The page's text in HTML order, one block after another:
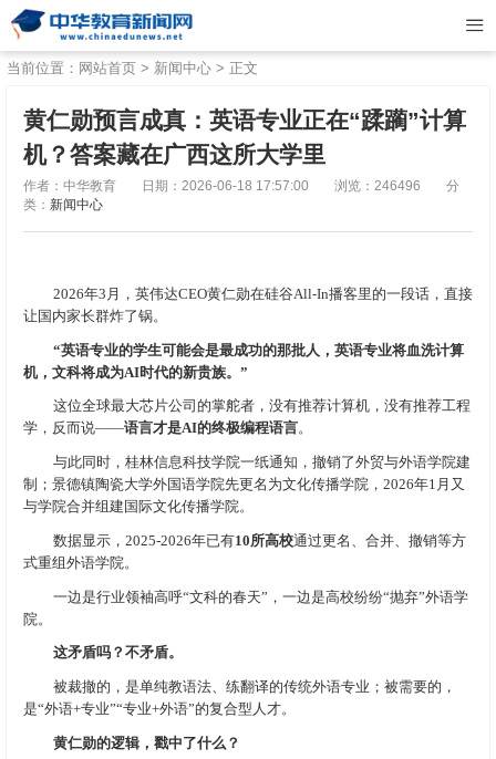
当前位置： 网站首页 > 新闻中心 > 正文
黄仁勋预言成真：英语专业正在“蹂躏”计算
机？答案藏在广西这所大学里
作者：中华教育 日期：2026-06-18 17:57:00 浏览：246496
分
类： 新闻中心
2026年3月，英伟达CEO黄仁勋在硅谷All-In播客里的一段话，直接
让国内家长群炸了锅。
“英语专业的学生可能会是最成功的那批人，英语专业将血洗计算
机，文科将成为AI时代的新贵族。”
这位全球最大芯片公司的掌舵者，没有推荐计算机，没有推荐工程
学，反而说——语言才是AI的终极编程语言。
与此同时，桂林信息科技学院一纸通知，撤销了外贸与外语学院建
制；景德镇陶瓷大学外国语学院先更名为文化传播学院，2026年1月又
与学院合并组建国际文化传播学院。
数据显示，2025-2026年已有10所高校通过更名、合并、撤销等方
式重组外语学院。
一边是行业领袖高呼“文科的春天”，一边是高校纷纷“抛弃”外语学
院。
这矛盾吗？不矛盾。
被裁撤的，是单纯教语法、练翻译的传统外语专业；被需要的，
是“外语+专业”“专业+外语”的复合型人才。
黄仁勋的逻辑，戳中了什么？